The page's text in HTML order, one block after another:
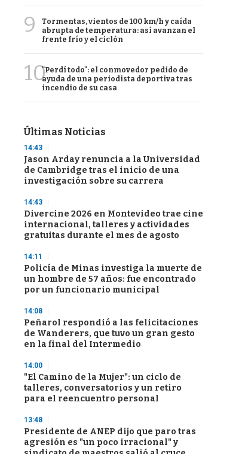
9
Tormentas, vientos de 100 km/h y caída
abrupta de temperatura: así avanzan el
frente frío y el ciclón
10"Perdí todo": el conmovedor pedido de
ayuda de una periodista deportiva tras
incendio de su casa
Últimas Noticias
14:43
Jason Arday renuncia a la Universidad
de Cambridge tras el inicio de una
investigación sobre su carrera
14:43
Divercine 2026 en Montevideo trae cine
internacional, talleres y actividades
gratuitas durante el mes de agosto
14:11
Policía de Minas investiga la muerte de
un hombre de 57 años: fue encontrado
por un funcionario municipal
14:08
Peñarol respondió a las felicitaciones
de Wanderers, que tuvo un gran gesto
en la final del Intermedio
14:00
"El Camino de la Mujer": un ciclo de
talleres, conversatorios y un retiro
para el reencuentro personal
13:48
Presidente de ANEP dijo que paro tras
agresión es "un poco irracional" y